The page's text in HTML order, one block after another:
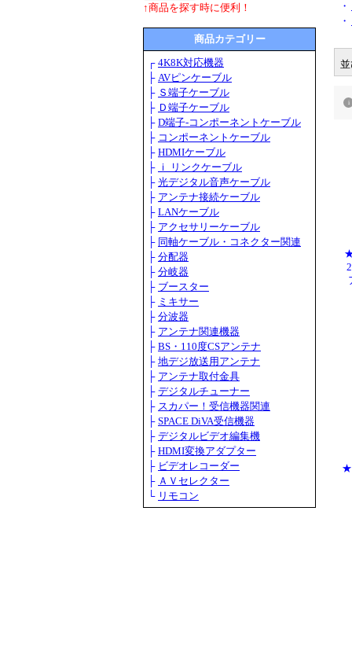
↑商品を探す時に便利！
商品カテゴリー
┌ 4K8K対応機器
├ AVピンケーブル
├ Ｓ端子ケーブル
├ Ｄ端子ケーブル
├ D端子-コンポーネントケーブル
├ コンポーネントケーブル
├ HDMIケーブル
├
ｉ リンクケーブル
├ 光デジタル音声ケーブル
├ アンテナ接続ケーブル
├ LANケーブル
├ アクセサリーケーブル
├ 同軸ケーブル・コネクター関連
├ 分配器
├ 分岐器
├ ブースター
├ ミキサー
├ 分波器
├ アンテナ関連機器
├ BS・110度CSアンテナ
├ 地デジ放送用アンテナ
├ アンテナ取付金具
├ デジタルチューナー
├ スカパー！受信機器関連
├ SPACE DiVA受信機器
├ デジタルビデオ編集機
├ HDMI変換アダプター
├ ビデオレコーダー
├ ＡＶセレクター
└ リモコン
・
・
★